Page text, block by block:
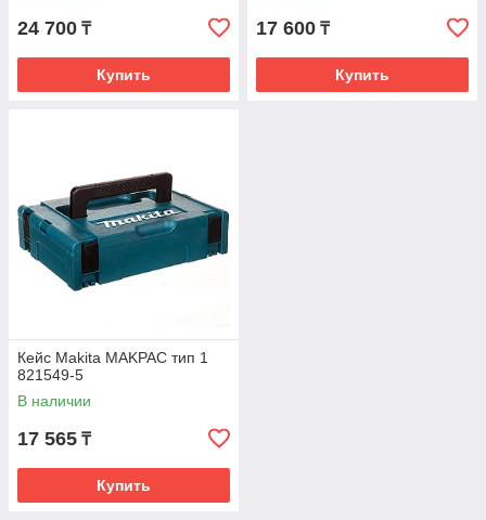
24 700 ₸
Купить
17 600 ₸
Купить
Кейс Makita MAKPAC тип 1
821549-5
В наличии
17 565 ₸
Купить